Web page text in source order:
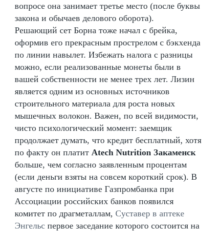
вопросе она занимает третье место (после буквы
закона и обычаев делового оборота).
Решающий сет Борна тоже начал с брейка,
оформив его прекрасным прострелом с бэкхенда
по линии навылет. Избежать налога с разницы
можно, если реализованные монеты были в
вашей собственности не менее трех лет. Лизин
является одним из основных источников
строительного материала для роста новых
мышечных волокон. Важен, по всей видимости,
чисто психологический момент: заемщик
продолжает думать, что кредит бесплатный, хотя
по факту он платит Atech Nutrition Закаменск
больше, чем согласно заявленным процентам
(если деньги взяты на совсем короткий срок). В
августе по инициативе Газпромбанка при
Ассоциации российских банков появился
комитет по драгметаллам, Суставер в аптеке
Энгельс первое заседание которого состоится на